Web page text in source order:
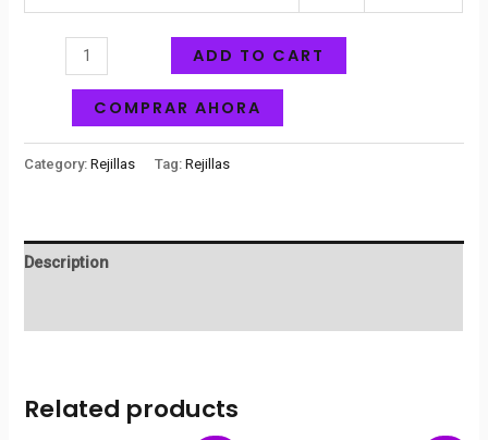
ADD TO CART
COMPRAR AHORA
Category:Rejillas Tag:Rejillas
Description
Related products